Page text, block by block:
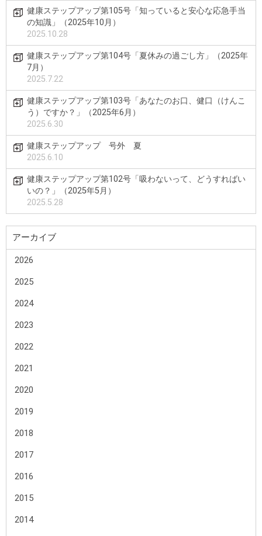
健康ステップアップ第105号「知っていると安心な応急手当
の知識」（2025年10月）
2025.10.28
健康ステップアップ第104号「夏休みの過ごし方」（2025年
7月）
2025.7.22
健康ステップアップ第103号「あなたのお口、健口（けんこ
う）ですか？」（2025年6月）
2025.6.30
健康ステップアップ 号外 夏
2025.6.10
健康ステップアップ第102号「吸わないって、どうすればい
いの？」（2025年5月）
2025.5.28
アーカイブ
2026
2025
2024
2023
2022
2021
2020
2019
2018
2017
2016
2015
2014